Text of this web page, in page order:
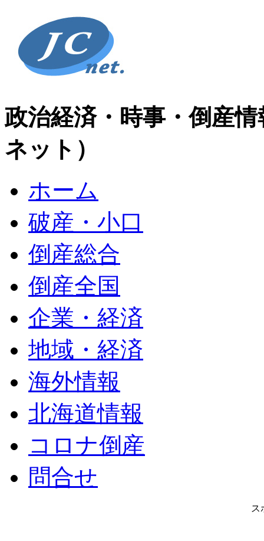
政治経済・時事・倒産
ネット）
ホーム
破産・小口
倒産総合
倒産全国
企業・経済
地域・経済
海外情報
北海道情報
コロナ倒産
問合せ
ス